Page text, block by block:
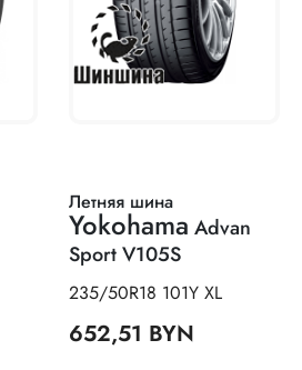
Летняя шина
Yokohama Advan
Sport V105S
235/50R18 101Y XL
652,51 BYN